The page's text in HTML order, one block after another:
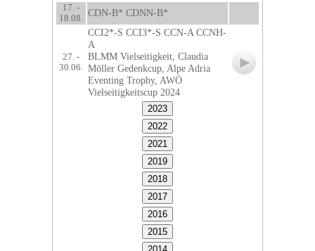
17. -
18.08. CDN-B* CDNN-B*
27. -
30.06.
CCI2*-S CCI3*-S CCN-A CCNH-
A
BLMM Vielseitigkeit, Claudia
Möller Gedenkcup, Alpe Adria
Eventing Trophy, AWÖ
Vielseitigkeitscup 2024